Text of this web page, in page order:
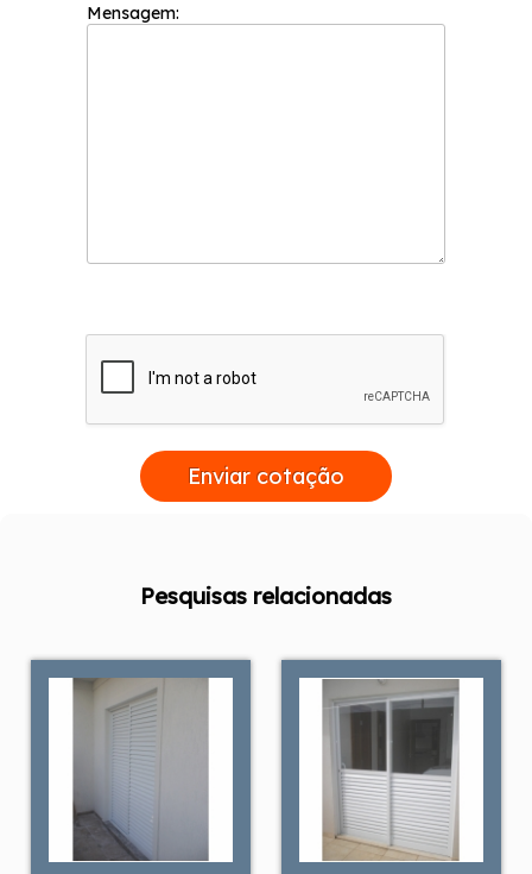
Mensagem:
Enviar cotação
Pesquisas relacionadas